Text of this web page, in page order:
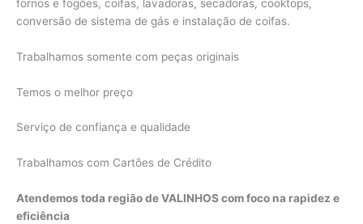
fornos e fogões, coifas, lavadoras, secadoras, cooktops,
conversão de sistema de gás e instalação de coifas.
Trabalhamos somente com peças originais
Temos o melhor preço
Serviço de confiança e qualidade
Trabalhamos com Cartões de Crédito
Atendemos toda região de VALINHOS com foco na rapidez e
eficiência